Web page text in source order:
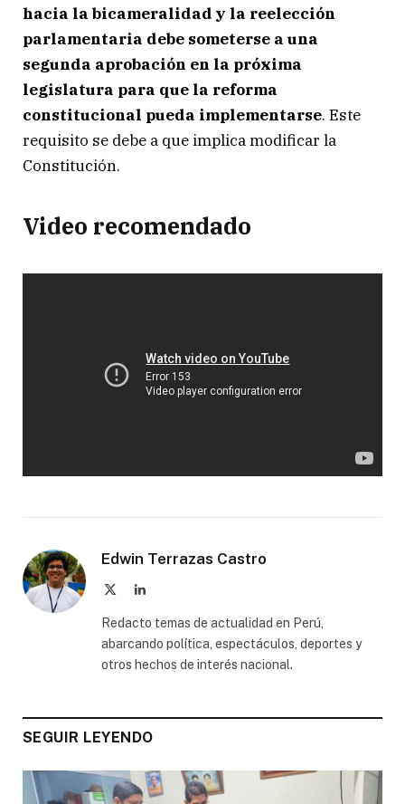
hacia la bicameralidad y la reelección
parlamentaria debe someterse a una
segunda aprobación en la próxima
legislatura para que la reforma
constitucional pueda implementarse. Este
requisito se debe a que implica modificar la
Constitución.
Video recomendado
Edwin Terrazas Castro
LinkedIn
Redacto temas de actualidad en Perú,
abarcando política, espectáculos, deportes y
otros hechos de interés nacional.
SEGUIR LEYENDO